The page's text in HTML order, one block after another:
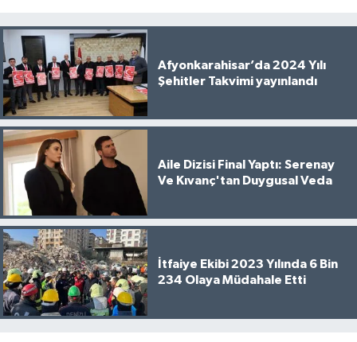
Afyonkarahisar’da 2024 Yılı
Şehitler Takvimi yayınlandı
Aile Dizisi Final Yaptı: Serenay
Ve Kıvanç'tan Duygusal Veda
İtfaiye Ekibi 2023 Yılında 6 Bin
234 Olaya Müdahale Etti